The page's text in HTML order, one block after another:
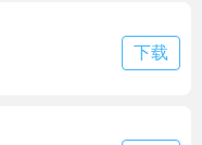
下载